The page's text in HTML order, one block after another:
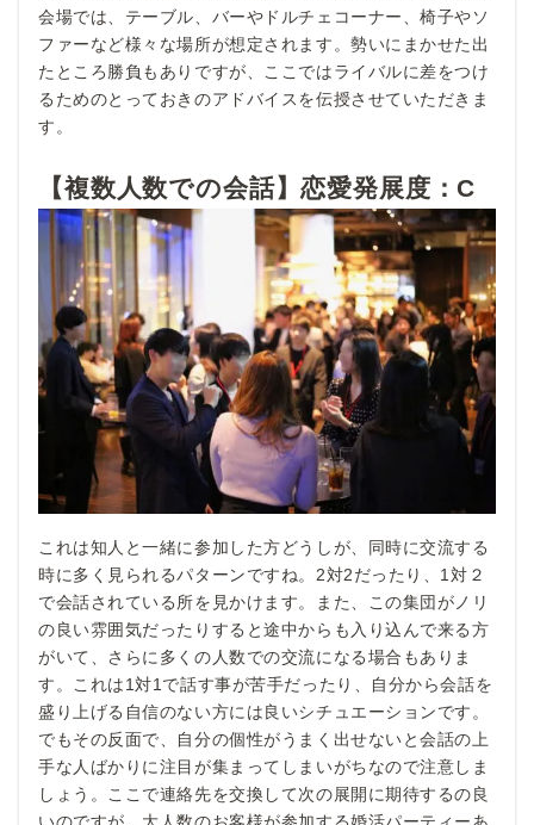
会場では、テーブル、バーやドルチェコーナー、椅子やソ
ファーなど様々な場所が想定されます。勢いにまかせた出
たところ勝負もありですが、ここではライバルに差をつけ
るためのとっておきのアドバイスを伝授させていただきま
す。
【複数人数での会話】恋愛発展度：C
これは知人と一緒に参加した方どうしが、同時に交流する
時に多く見られるパターンですね。2対2だったり、1対２
で会話されている所を見かけます。また、この集団がノリ
の良い雰囲気だったりすると途中からも入り込んで来る方
がいて、さらに多くの人数での交流になる場合もありま
す。これは1対1で話す事が苦手だったり、自分から会話を
盛り上げる自信のない方には良いシチュエーションです。
でもその反面で、自分の個性がうまく出せないと会話の上
手な人ばかりに注目が集まってしまいがちなので注意しま
しょう。ここで連絡先を交換して次の展開に期待するの良